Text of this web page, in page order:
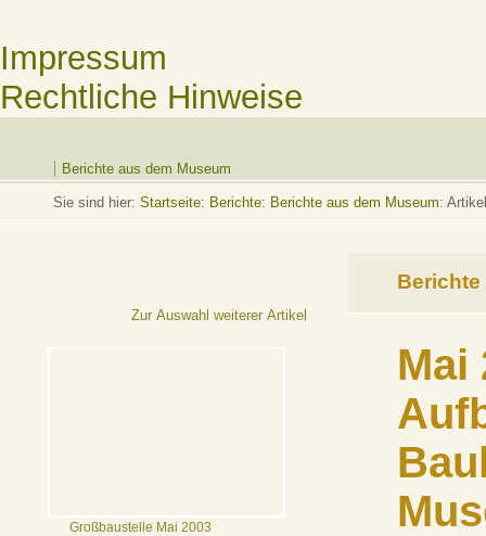
Impressum
Rechtliche Hinweise
Berichte aus dem Museum
Sie sind hier: Startseite: Berichte: Berichte aus dem Museum: Artikel
Zur Auswahl weiterer Artikel
Großbaustelle Mai 2003
Berichte
Mai